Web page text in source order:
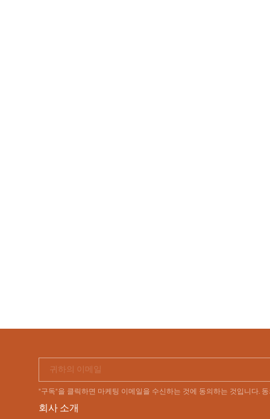
귀하의 이메일
"구독"을 클릭하면 마케팅 이메일을 수신하는 것에 동의하는 것입니다.
회사 소개